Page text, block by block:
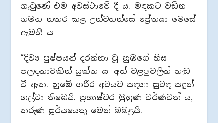
ගැටුණේ එම අවස්ථාවේ දී ය. මඳකට වඩින
ගමන නතර කළ උන්වහන්සේ ප්‍රේතයා මෙසේ
ඇමතී ය.
“දිව්‍ය පුෂ්පයන් දරන්නා වූ නුඹගේ හිස
පලඳනාවකින් යුක්ත ය. අත් වළලුවලින් හැඩ
වී ඇත. නුඹේ ශරීර අවයව සඳහා සුවඳ සඳුන්
ගල්වා තිබෙයි. ප්‍රභාෂ්වර මුහුණ වර්ණවත් ය,
තරුණ සූර්යයෙකු මෙන් බබළයි.